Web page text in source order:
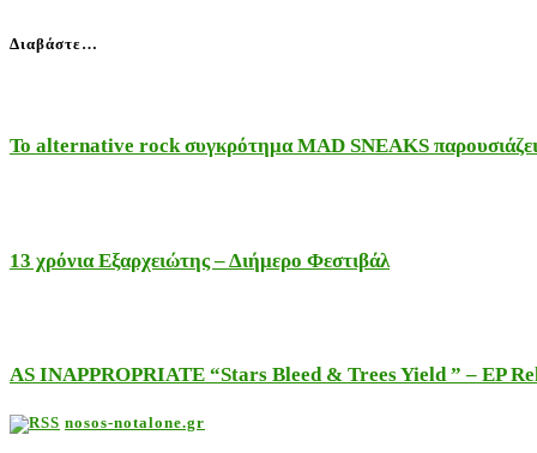
Διαβάστε…
Το alternative rock συγκρότημα MAD SNEAKS
13 χρόνια Εξαρχειώτης – Διήμερο Φεστιβάλ
AS INAPPROPRIATE “Stars Bleed & Trees Yield ” – EP
nosos-notalone.gr